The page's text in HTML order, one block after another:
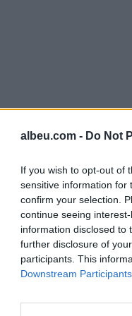
albeu.com - Do Not
If you wish to opt-out of
sensitive information for
confirm your selection.
continue seeing
information disclosed to
further disclosure of
participants. This
Downstream Participants